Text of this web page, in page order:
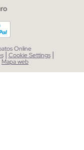
Online
| Cookie Settings |
Mapa web